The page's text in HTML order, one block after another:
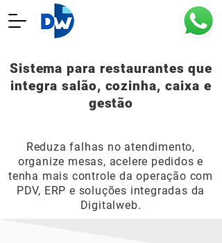
Sistema para restaurantes que
integra salão, cozinha, caixa e
gestão
Reduza falhas no atendimento,
organize mesas, acelere pedidos e
tenha mais controle da operação com
PDV, ERP e soluções integradas da
Digitalweb.